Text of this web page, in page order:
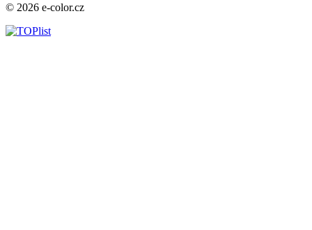
© 2026 e-color.cz